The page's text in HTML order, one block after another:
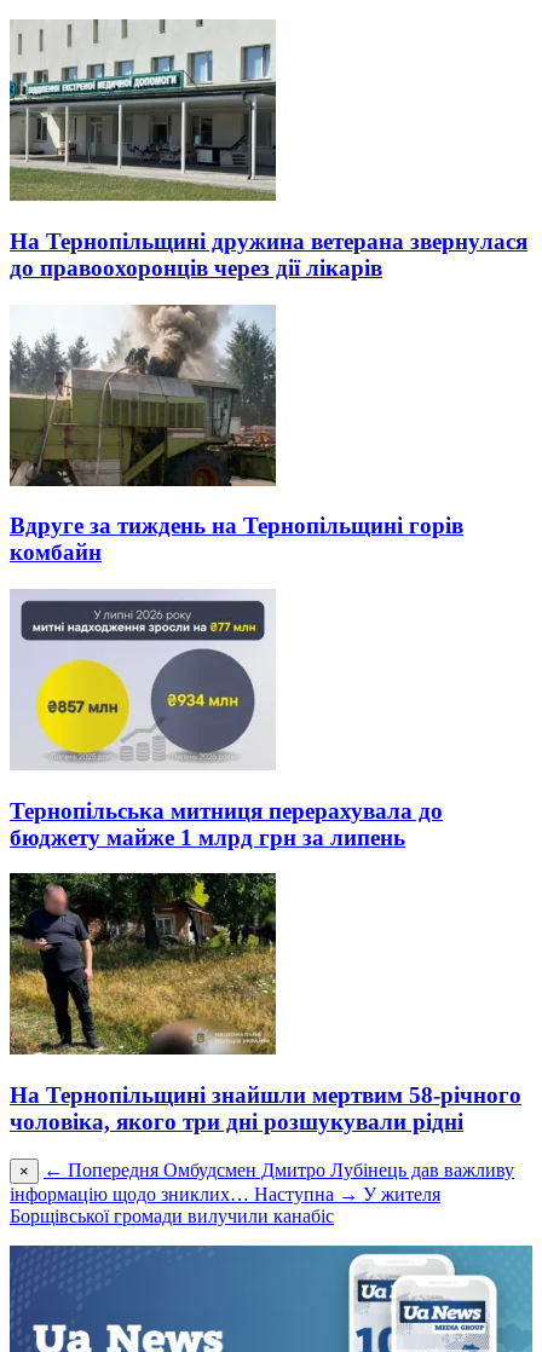
На Тернопільщині дружина ветерана звернулася
до правоохоронців через дії лікарів
Вдруге за тиждень на Тернопільщині горів
комбайн
Тернопільська митниця перерахувала до
бюджету майже 1 млрд грн за липень
На Тернопільщині знайшли мертвим 58-річного
чоловіка, якого три дні розшукували рідні
× ← Попередня Омбудсмен Дмитро Лубінець дав важливу
інформацію щодо зниклих… Наступна → У жителя
Борщівської громади вилучили канабіс